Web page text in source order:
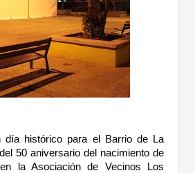
día histórico para el Barrio de La
50 aniversario del nacimiento de
la Asociación de Vecinos Los